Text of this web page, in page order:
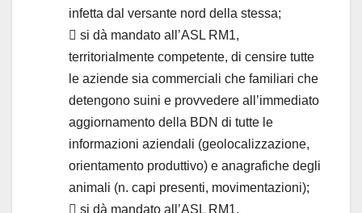
infetta dal versante nord della stessa;
 si dà mandato all’ASL RM1,
territorialmente competente, di censire tutte
le aziende sia commerciali che familiari che
detengono suini e provvedere all’immediato
aggiornamento della BDN di tutte le
informazioni aziendali (geolocalizzazione,
orientamento produttivo) e anagrafiche degli
animali (n. capi presenti, movimentazioni);
 si dà mandato all’ASL RM1,